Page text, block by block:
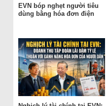
EVN bóp nghẹt người tiêu
dùng bằng hóa đơn điện